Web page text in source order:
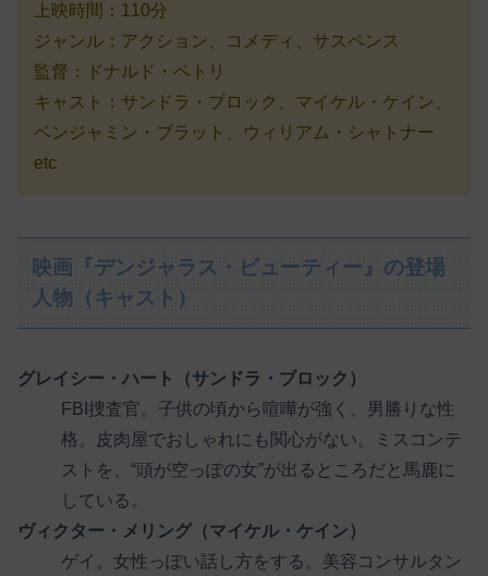
上映時間：110分
ジャンル：アクション、コメディ、サスペンス
監督：ドナルド・ペトリ
キャスト：サンドラ・ブロック、マイケル・ケイン、
ベンジャミン・ブラット、ウィリアム・シャトナー
etc
映画『デンジャラス・ビューティー』の登場
人物（キャスト）
グレイシー・ハート（サンドラ・ブロック）
FBI捜査官。子供の頃から喧嘩が強く、男勝りな性
格。皮肉屋でおしゃれにも関心がない。ミスコンテ
ストを、“頭が空っぽの女”が出るところだと馬鹿に
している。
ヴィクター・メリング（マイケル・ケイン）
ゲイ。女性っぽい話し方をする。美容コンサルタン